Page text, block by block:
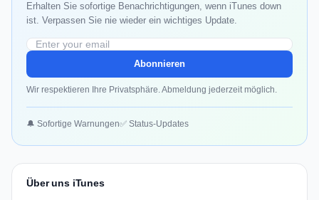
Erhalten Sie sofortige Benachrichtigungen, wenn iTunes down
ist. Verpassen Sie nie wieder ein wichtiges Update.
Abonnieren
Wir respektieren Ihre Privatsphäre. Abmeldung jederzeit möglich.
🔔 Sofortige Warnungen✅ Status-Updates
Über uns iTunes